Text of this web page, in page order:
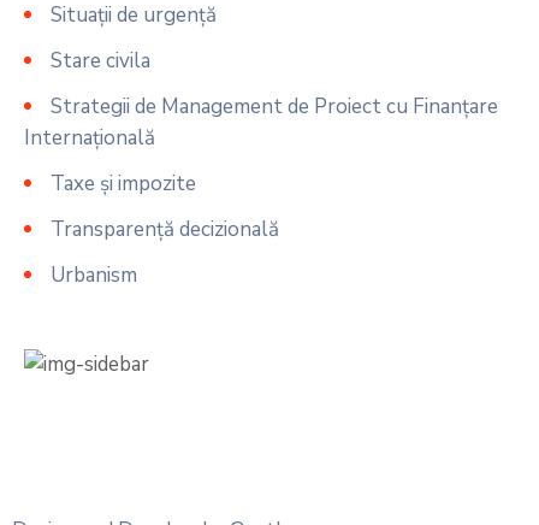
Situații de urgență
Stare civila
Strategii de Management de Proiect cu Finanțare
Internațională
Taxe și impozite
Transparență decizională
Urbanism